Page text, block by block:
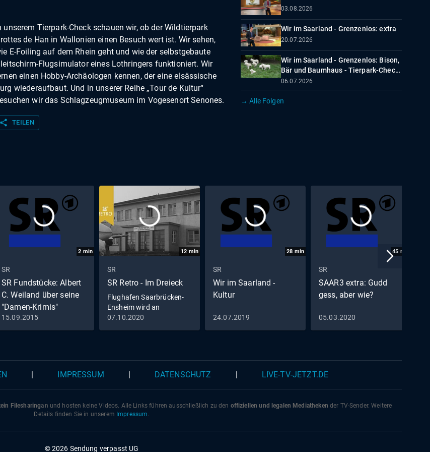
unserem Tierpark-Check schauen wir, ob der Wildtierpark
de Han in Wallonien einen Besuch wert ist. Wir sehen,
E-Foiling auf dem Rhein geht und wie der selbstgebaute
Flugsimulator eines Lothringers funktioniert. Wir
einen Hobby-Archäologen kennen, der eine elsässische
wiederaufbaut. Und in unserer Reihe „Tour de Kultur“
wir das Schlagzeugmuseum im Vogesenort Senones.
share TEILEN
03.08.2026
Wir im Saarland - Grenzenlos: extra
20.07.2026
Wir im Saarland - Grenzenlos: Bison,
Bär und Baumhaus - Tierpark-Check
in der Großregion
06.07.2026
→ Alle Folgen
2 min
SR
SR Fundstücke: Albert
C. Weiland über seine
"Damen-Krimis"
15.09.2015
12 min
SR
SR Retro - Im Dreieck
Flughafen Saarbrücken-
Ensheim wird an
internationales
07.10.2020
28 min
SR
Wir im Saarland -
Kultur
24.07.2019
45 min
SR
SAAR3 extra: Gudd
gess, aber wie?
05.03.2020
IMPRESSUM DATENSCHUTZ LIVE-TV-JETZT.DE
Filesharingan und hosten keine Videos. Alle Links führen ausschließlich zu den offiziellen und legalen Mediatheken der TV-Sender. Weitere
Details finden Sie in unserem Impressum.
© 2026 Sendung verpasst UG